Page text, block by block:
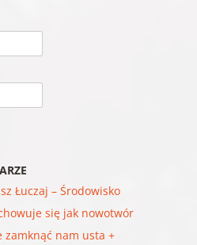
Łuczaj – Środowisko
się jak nowotwór
zamknąć nam usta +